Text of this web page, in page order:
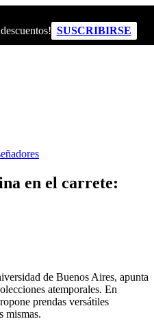
SUSCRIBIRSE
en el carrete:
de Buenos Aires, apunta
atemporales. En
prendas versátiles
mismas.